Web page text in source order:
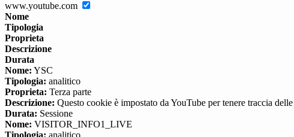
www.youtube.com
Nome
Tipologia
Proprieta
Descrizione
Durata
Nome: YSC
Tipologia: analitico
Proprieta: Terza parte
Descrizione: Questo cookie è impostato da YouTube per tenere traccia
Durata: Sessione
Nome: VISITOR_INFO1_LIVE